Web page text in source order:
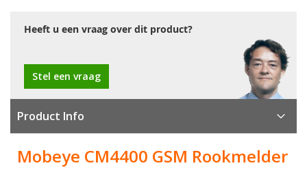
Heeft u een vraag over dit product?
Stel een vraag
Product Info
Mobeye CM4400 GSM Rookmelder